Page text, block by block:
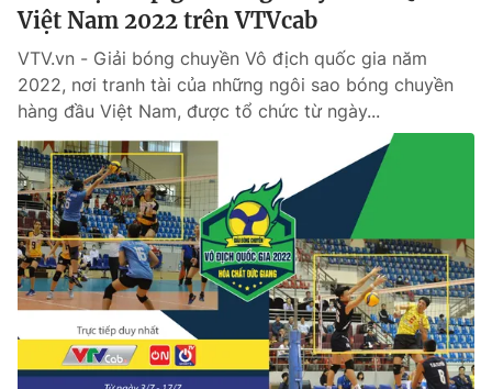
Việt Nam 2022 trên VTVcab
VTV.vn - Giải bóng chuyền Vô địch quốc gia năm
2022, nơi tranh tài của những ngôi sao bóng chuyền
hàng đầu Việt Nam, được tổ chức từ ngày...